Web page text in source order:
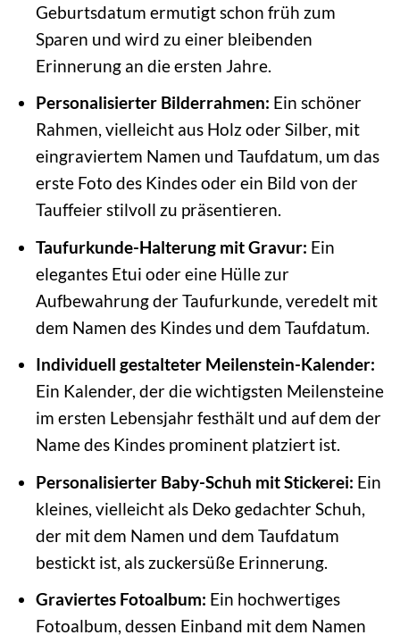
Geburtsdatum ermutigt schon früh zum
Sparen und wird zu einer bleibenden
Erinnerung an die ersten Jahre.
Personalisierter Bilderrahmen: Ein schöner
Rahmen, vielleicht aus Holz oder Silber, mit
eingraviertem Namen und Taufdatum, um das
erste Foto des Kindes oder ein Bild von der
Tauffeier stilvoll zu präsentieren.
Taufurkunde-Halterung mit Gravur: Ein
elegantes Etui oder eine Hülle zur
Aufbewahrung der Taufurkunde, veredelt mit
dem Namen des Kindes und dem Taufdatum.
Individuell gestalteter Meilenstein-Kalender:
Ein Kalender, der die wichtigsten Meilensteine
im ersten Lebensjahr festhält und auf dem der
Name des Kindes prominent platziert ist.
Personalisierter Baby-Schuh mit Stickerei: Ein
kleines, vielleicht als Deko gedachter Schuh,
der mit dem Namen und dem Taufdatum
bestickt ist, als zuckersüße Erinnerung.
Graviertes Fotoalbum: Ein hochwertiges
Fotoalbum, dessen Einband mit dem Namen